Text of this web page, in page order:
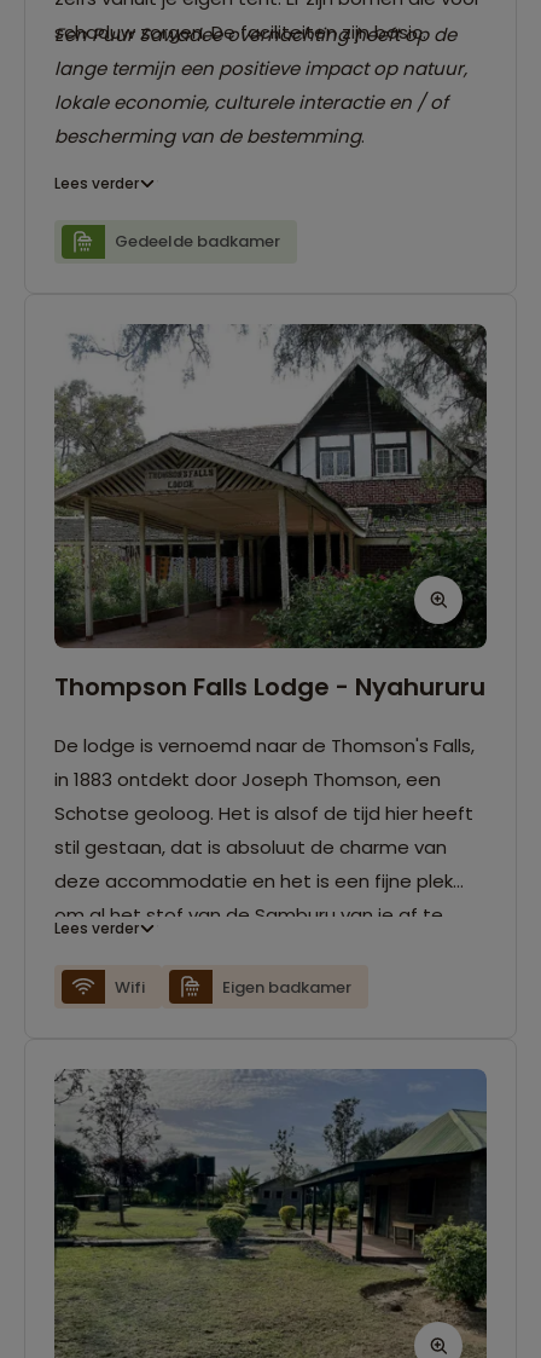
schaduw zorgen. De faciliteiten zijn basic.
Een Puur Sawadee overnachting heeft op de
lange termijn een positieve impact op natuur,
lokale economie, culturele interactie en / of
bescherming van de bestemming.
Lees verder
Gedeelde badkamer
Thompson Falls Lodge - Nyahururu
De lodge is vernoemd naar de Thomson's Falls,
in 1883 ontdekt door Joseph Thomson, een
Schotse geoloog. Het is alsof de tijd hier heeft
stil gestaan, dat is absoluut de charme van
deze accommodatie en het is een fijne plek
om al het stof van de Samburu van je af te
aanwezig. Vanuit de lodge heb je op
Lees verder
Wifi Eigen badkamer